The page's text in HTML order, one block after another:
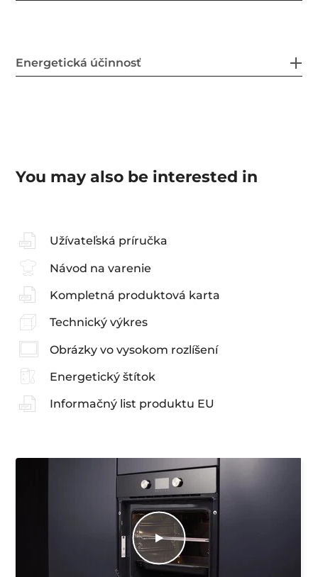
Energetická účinnosť
You may also be interested in
Užívateľská príručka
Návod na varenie
Kompletná produktová karta
Technický výkres
Obrázky vo vysokom rozlíšení
Energetický štítok
Informačný list produktu EU